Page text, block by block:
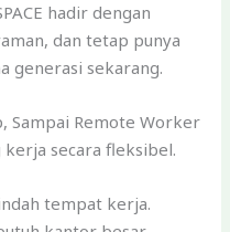
hadir dengan
dan tetap punya
generasi sekarang.
Sampai Remote Worker
secara fleksibel.
tempat kerja.